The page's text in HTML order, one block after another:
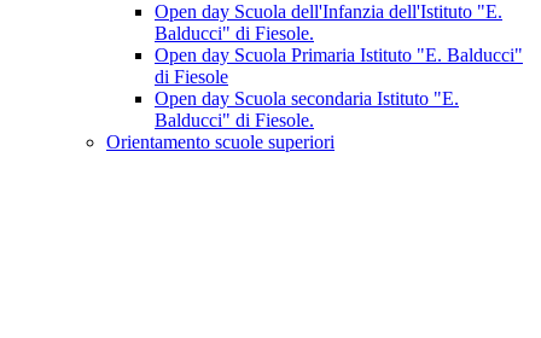
Open day Scuola dell'Infanzia dell'Istituto "E.
Balducci" di Fiesole.
Open day Scuola Primaria Istituto "E. Balducci"
di Fiesole
Open day Scuola secondaria Istituto "E.
Balducci" di Fiesole.
Orientamento scuole superiori